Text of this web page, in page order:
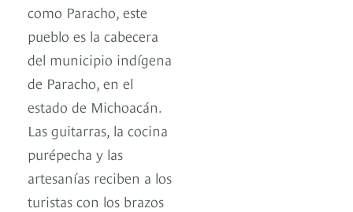
como Paracho, este
pueblo es la cabecera
del municipio indígena
de Paracho, en el
estado de Michoacán.
Las guitarras, la cocina
purépecha y las
artesanías reciben a los
turistas con los brazos